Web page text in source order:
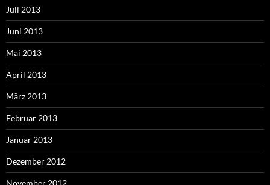
Juli 2013
Juni 2013
Mai 2013
April 2013
März 2013
Februar 2013
Januar 2013
Dezember 2012
November 2012